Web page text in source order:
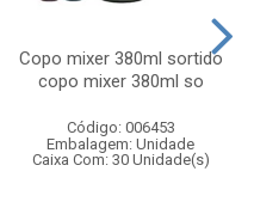
Copo mixer 380ml sortido
copo mixer 380ml so
Código: 006453
Embalagem: Unidade
Caixa Com: 30 Unidade(s)